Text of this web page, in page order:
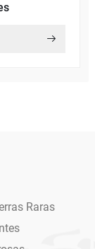
Raras